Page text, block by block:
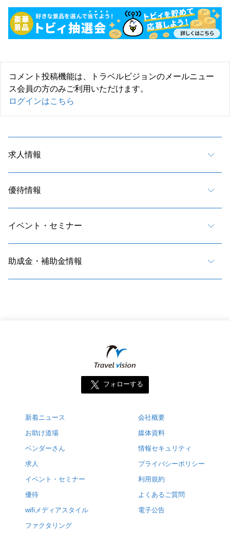
コメント投稿機能は、トラベルビジョンのメールニュー
ス会員の方のみご利用いただけます。
ログインはこちら
求人情報
優待情報
イベント・セミナー
助成金・補助金情報
フォローする
新着ニュース
お助け道場
ベンダーさん
求人
イベント・セミナー
優待
wifiメディアスタイル
ファクタリング
会社概要
媒体資料
情報セキュリティ
プライバシーポリシー
利用規約
よくあるご質問
電子公告